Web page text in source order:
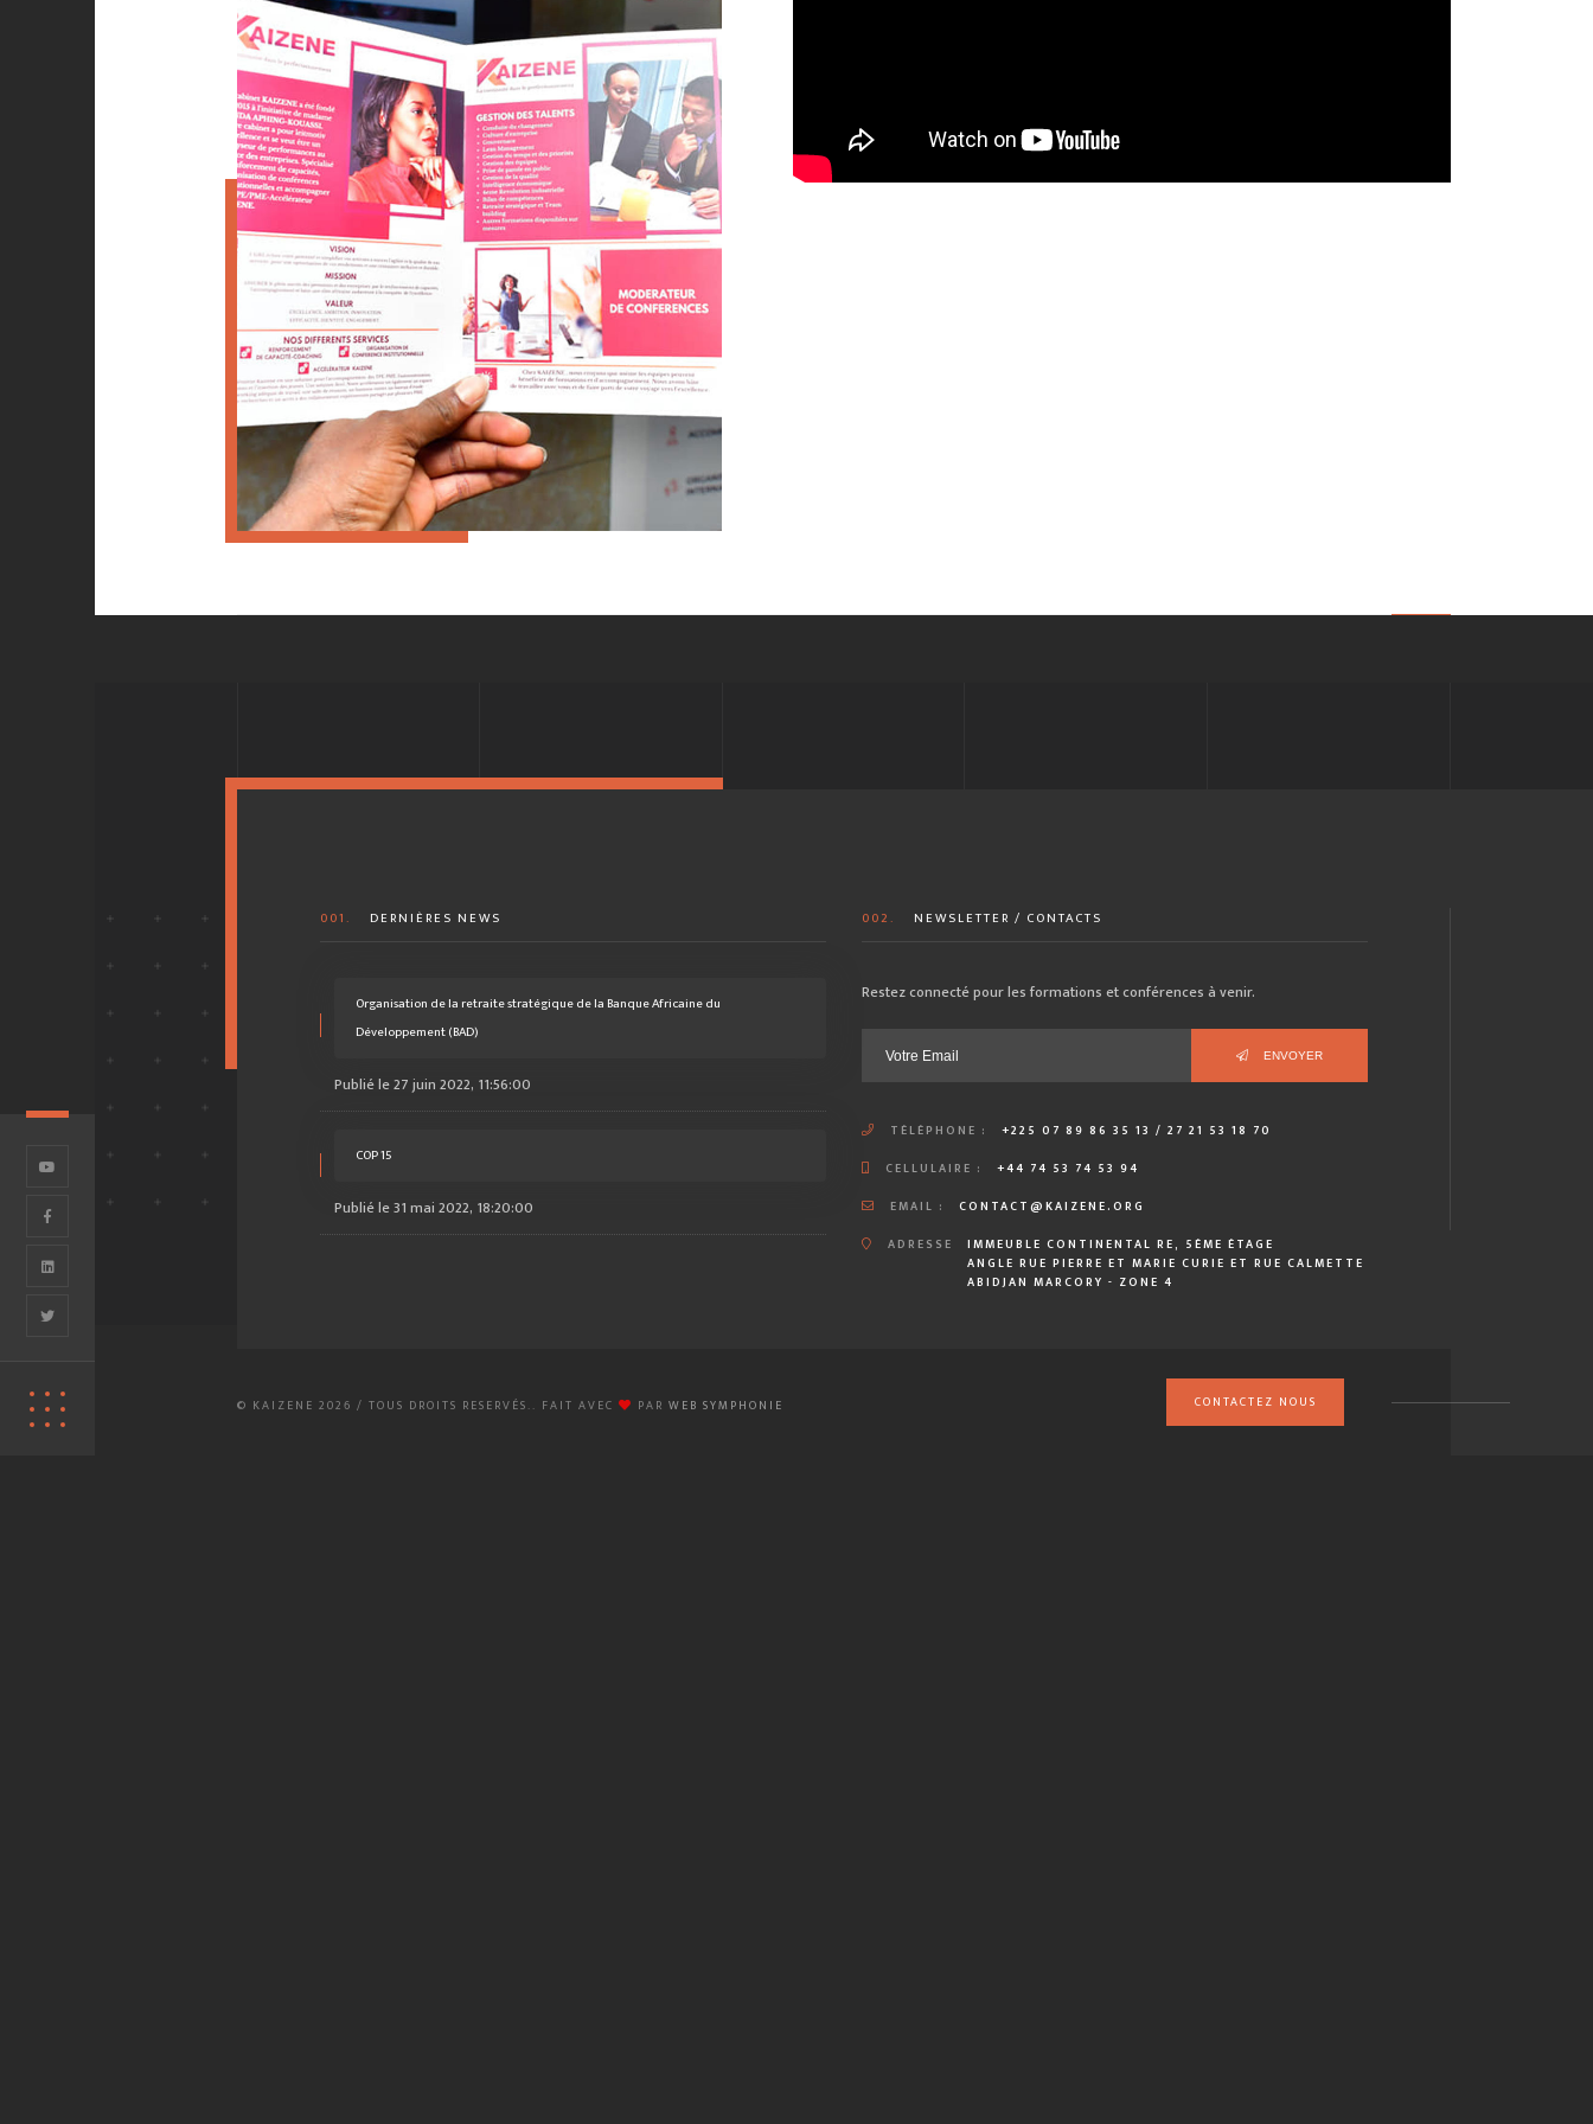
001. DERNIÈRES NEWS
Organisation de la retraite stratégique de la Banque Africaine du
Développement (BAD)
Publié le 27 juin 2022, 11:56:00
COP 15
Publié le 31 mai 2022, 18:20:00
002. NEWSLETTER / CONTACTS
Restez connecté pour les formations et conférences à venir.
ENVOYER
TÉLÉPHONE :
+225 07 89 86 35 13 / 27 21 53 18 70
CELLULAIRE :
+44 74 53 74 53 94
EMAIL :
CONTACT@KAIZENE.ORG
ADRESSE
IMMEUBLE CONTINENTAL RE, 5ÈME ÉTAGE
ANGLE RUE PIERRE ET MARIE CURIE ET RUE CALMETTE
ABIDJAN MARCORY - ZONE 4
© KAIZENE 2026 / TOUS DROITS RESERVÉS.. FAIT AVEC PAR WEB SYMPHONIE CONTACTEZ NOUS